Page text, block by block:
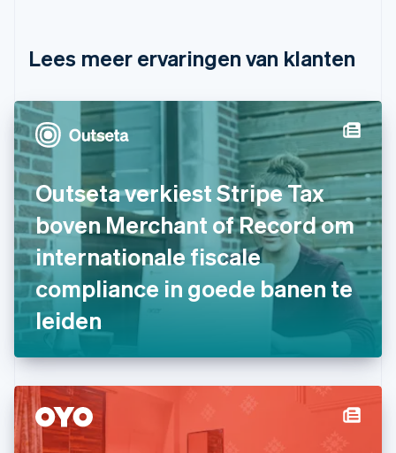
Lees meer ervaringen van klanten
Outseta verkiest Stripe Tax
boven Merchant of Record om
internationale fiscale
compliance in goede banen te
leiden
Denemarken
Duitsland
Deutsch
Estland
English
Finland
EnglishSvenska
Frankrijk
FrançaisEnglish
English
Griekenland
English
Hongarije
Hongkong SAR, China
Ierland
English
India
English